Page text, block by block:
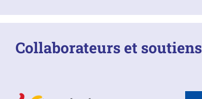
Collaborateurs et soutiens